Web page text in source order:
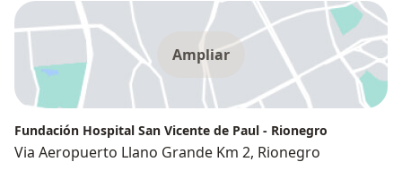
Ampliar
Fundación Hospital San Vicente de Paul - Rionegro
Via Aeropuerto Llano Grande Km 2, Rionegro